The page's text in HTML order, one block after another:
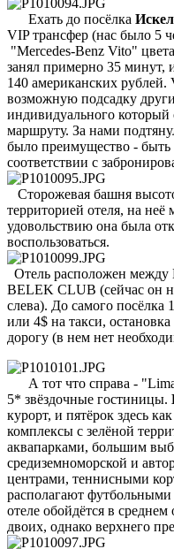
Ехать до посёлка
VIP трансфер (нас было 5
"Mercedes-Benz Vito"
занял примерно 35 минут,
140 американских рублей.
возможную подсадку
индивидуального который
маршруту. За нами
было преимущество -
соответствии с
Сторожевая башня
территорией отеля, на
удовольствию она была
воспользоваться.
Отель расположен
BELEK CLUB (сейчас он
слева). До самого
или 4$ на такси, остановка
дорогу (в нем нет
А тот что справа -
5* звёздочные гостиницы.
курорт, и пятёрок здесь
комплексы с зелёной
аквапарками, большим
средиземноморской и
центрами, теннисными
располагают
отеле обойдётся в
двоих, однако верхнего